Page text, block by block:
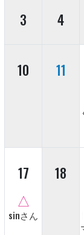
3 4
10 11
17
△
sinさん
18